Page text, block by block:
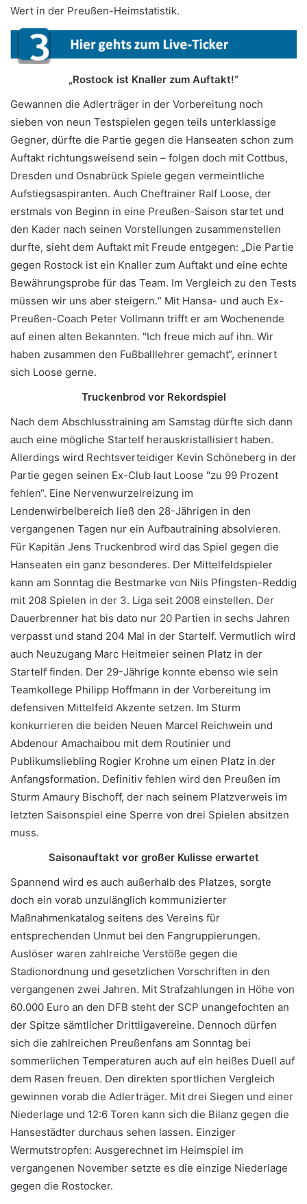
Wert in der Preußen-Heimstatistik.
„Rostock ist Knaller zum Auftakt!“
Gewannen die Adlerträger in der Vorbereitung noch
sieben von neun Testspielen gegen teils unterklassige
Gegner, dürfte die Partie gegen die Hanseaten schon zum
Auftakt richtungsweisend sein – folgen doch mit Cottbus,
Dresden und Osnabrück Spiele gegen vermeintliche
Aufstiegsaspiranten. Auch Cheftrainer Ralf Loose, der
erstmals von Beginn in eine Preußen-Saison startet und
den Kader nach seinen Vorstellungen zusammenstellen
durfte, sieht dem Auftakt mit Freude entgegen: „Die Partie
gegen Rostock ist ein Knaller zum Auftakt und eine echte
Bewährungsprobe für das Team. Im Vergleich zu den Tests
müssen wir uns aber steigern.“ Mit Hansa- und auch Ex-
Preußen-Coach Peter Vollmann trifft er am Wochenende
auf einen alten Bekannten. "Ich freue mich auf ihn. Wir
haben zusammen den Fußballlehrer gemacht“, erinnert
sich Loose gerne.
Truckenbrod vor Rekordspiel
Nach dem Abschlusstraining am Samstag dürfte sich dann
auch eine mögliche Startelf herauskristallisiert haben.
Allerdings wird Rechtsverteidiger Kevin Schöneberg in der
Partie gegen seinen Ex-Club laut Loose "zu 99 Prozent
fehlen“. Eine Nervenwurzelreizung im
Lendenwirbelbereich ließ den 28-Jährigen in den
vergangenen Tagen nur ein Aufbautraining absolvieren.
Für Kapitän Jens Truckenbrod wird das Spiel gegen die
Hanseaten ein ganz besonderes. Der Mittelfeldspieler
kann am Sonntag die Bestmarke von Nils Pfingsten-Reddig
mit 208 Spielen in der 3. Liga seit 2008 einstellen. Der
Dauerbrenner hat bis dato nur 20 Partien in sechs Jahren
verpasst und stand 204 Mal in der Startelf. Vermutlich wird
auch Neuzugang Marc Heitmeier seinen Platz in der
Startelf finden. Der 29-Jährige konnte ebenso wie sein
Teamkollege Philipp Hoffmann in der Vorbereitung im
defensiven Mittelfeld Akzente setzen. Im Sturm
konkurrieren die beiden Neuen Marcel Reichwein und
Abdenour Amachaibou mit dem Routinier und
Publikumsliebling Rogier Krohne um einen Platz in der
Anfangsformation. Definitiv fehlen wird den Preußen im
Sturm Amaury Bischoff, der nach seinem Platzverweis im
letzten Saisonspiel eine Sperre von drei Spielen absitzen
muss.
Saisonauftakt vor großer Kulisse erwartet
Spannend wird es auch außerhalb des Platzes, sorgte
doch ein vorab unzulänglich kommunizierter
Maßnahmenkatalog seitens des Vereins für
entsprechenden Unmut bei den Fangruppierungen.
Auslöser waren zahlreiche Verstöße gegen die
Stadionordnung und gesetzlichen Vorschriften in den
vergangenen zwei Jahren. Mit Strafzahlungen in Höhe von
60.000 Euro an den DFB steht der SCP unangefochten an
der Spitze sämtlicher Drittligavereine. Dennoch dürfen
sich die zahlreichen Preußenfans am Sonntag bei
sommerlichen Temperaturen auch auf ein heißes Duell auf
dem Rasen freuen. Den direkten sportlichen Vergleich
gewinnen vorab die Adlerträger. Mit drei Siegen und einer
Niederlage und 12:6 Toren kann sich die Bilanz gegen die
Hansestädter durchaus sehen lassen. Einziger
Wermutstropfen: Ausgerechnet im Heimspiel im
vergangenen November setzte es die einzige Niederlage
gegen die Rostocker.